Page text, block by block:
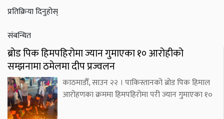
प्रतिक्रिया दिनुहोस्
संबन्धित
ब्रोड पिक हिमपहिरोमा ज्यान गुमाएका १० आरोहीको
सम्झनामा ठमेलमा दीप प्रज्वलन
काठमाडौँ, साउन २२ । पाकिस्तानको ब्रोड पिक हिमाल
आरोहणका क्रममा हिमपहिरोमा परी ज्यान गुमाएका १०